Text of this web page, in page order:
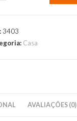
3403
Casa
AVALIAÇÕES (0)